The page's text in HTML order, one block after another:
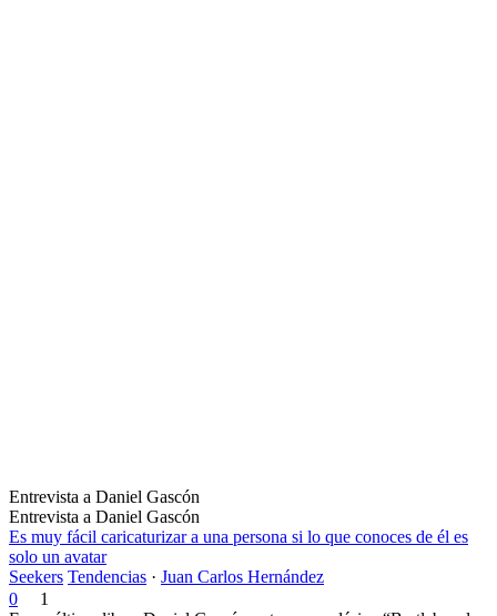
Entrevista a Daniel Gascón
Entrevista a Daniel Gascón
Es muy fácil caricaturizar a una persona si lo que conoces de él es
solo un avatar
Seekers Tendencias · Juan Carlos Hernández
0
1